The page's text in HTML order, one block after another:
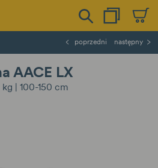
poprzedni następny
AACE LX
kg | 100-150 cm